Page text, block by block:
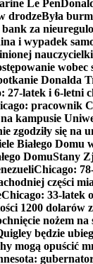
Le Pen
drodzeByła
za
i wypadek
wobec
Donalda
27-latek i 6-letni
pracownik
kampusie
zgodziły się na
Białego Domu
DomuStany
Chicago:
części
Chicago: 33-latek
1200 dolarów
nożem na
będzie
mogą opuścić